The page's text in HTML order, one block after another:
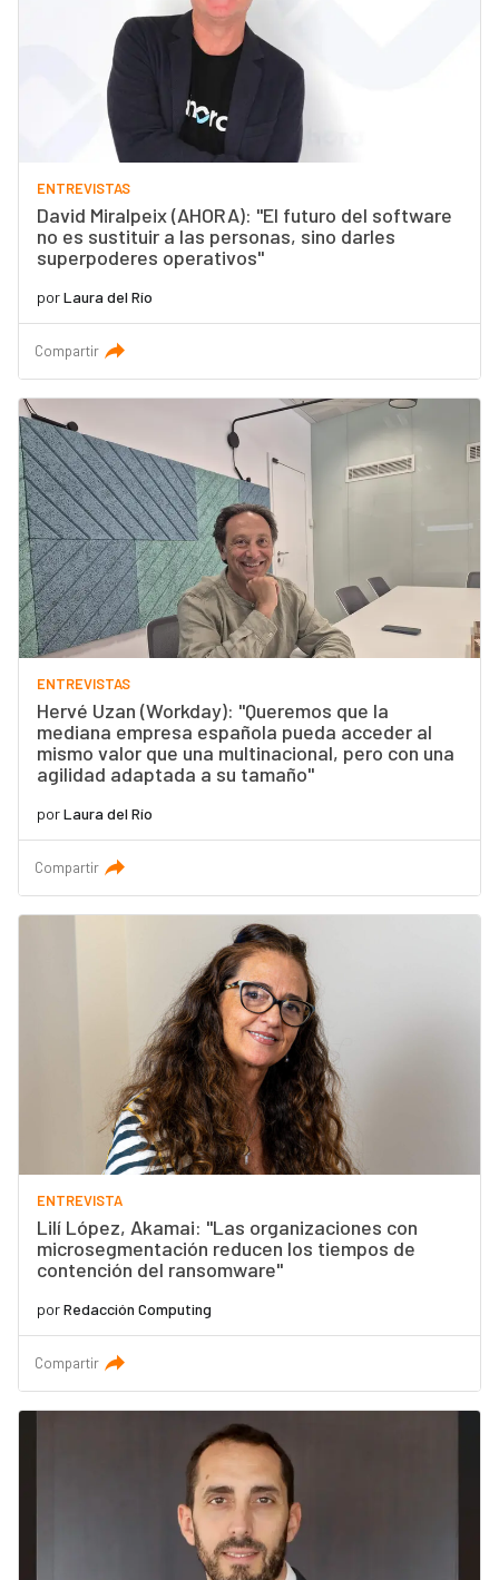
ENTREVISTAS
David Miralpeix (AHORA): "El futuro del software
no es sustituir a las personas, sino darles
superpoderes operativos"
porLaura del Río
Compartir
ENTREVISTAS
Hervé Uzan (Workday): "Queremos que la
mediana empresa española pueda acceder al
mismo valor que una multinacional, pero con una
agilidad adaptada a su tamaño"
porLaura del Río
Compartir
ENTREVISTA
Lilí López, Akamai: "Las organizaciones con
microsegmentación reducen los tiempos de
contención del ransomware"
porRedacción Computing
Compartir